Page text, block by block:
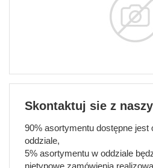
Skontaktuj sie z
90% asortymentu dostępne jest
oddziale,
5% asortymentu w oddziale
nietypowe zamówienia